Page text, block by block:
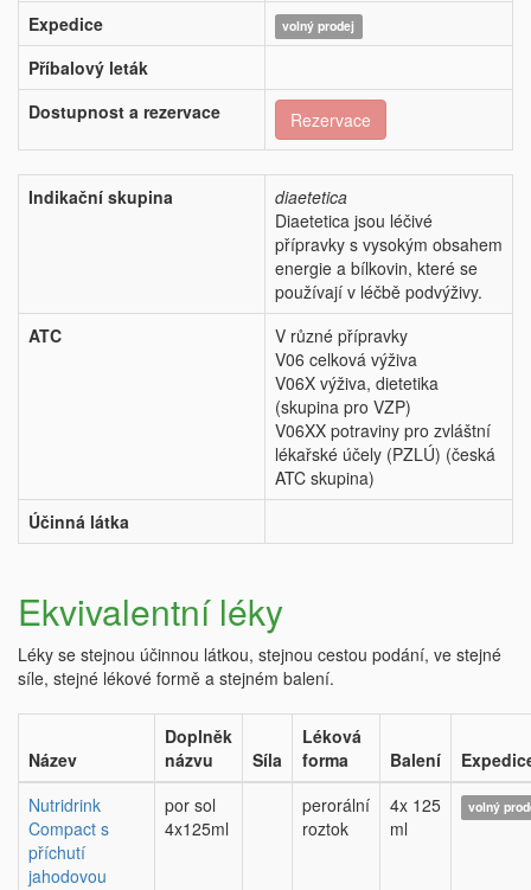
Expedice
volný prodej
Příbalový leták
Dostupnost a rezervace
Rezervace
Indikační skupina
diaetetica
Diaetetica jsou léčivé
přípravky s vysokým obsahem
energie a bílkovin, které se
používají v léčbě podvýživy.
ATC
V různé přípravky
V06 celková výživa
V06X výživa, dietetika
(skupina pro VZP)
V06XX potraviny pro zvláštní
lékařské účely (PZLÚ) (česká
ATC skupina)
Účinná látka
Ekvivalentní léky
Léky se stejnou účinnou látkou, stejnou cestou podání, ve stejné
síle, stejné lékové formě a stejném balení.
Název
Doplněk
názvu
Síla
Léková
forma
Balení
Nutridrink
Compact s
příchutí
jahodovou
por sol
4x125ml
perorální
roztok
4x 125
ml
volný